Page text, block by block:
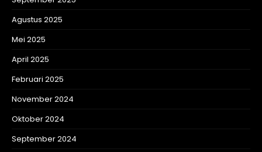
Agustus 2025
Mei 2025
April 2025
Februari 2025
November 2024
Oktober 2024
September 2024